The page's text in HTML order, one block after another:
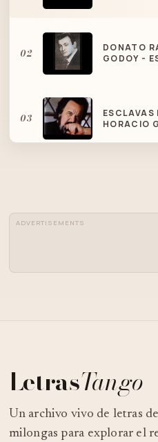
02
DONATO
GODOY - ESCLAVAS BLANCAS -
03
ESCLAVAS
HORACIO
08
ADVERTISEMENTS
LetrasTango
Un archivo vivo de letras
milongas para explorar el